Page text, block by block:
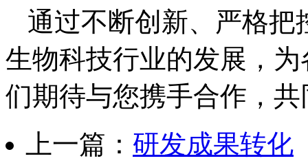
通过不断创新、严格把
生物科技行业的发展，
们期待与您携手合作，
上一篇： 研发成果转化